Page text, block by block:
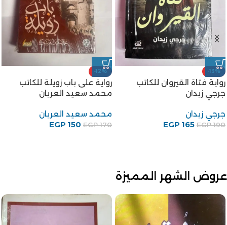
-25%
رواية شجرة الدر للكاتب محمد
سعيد العريان
محمد سعيد العريان
EGP100
EGP75
-12%
رواية أبو دولامة مضحك
الخليفة للكاتب على احمد
علي أحمد باكثير
عروض الشهر المميزة